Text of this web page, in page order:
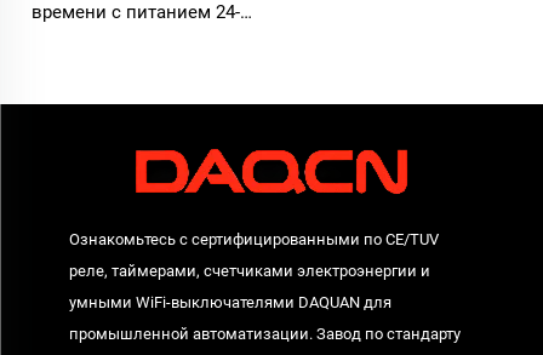
времени с питанием 24-
напряжениями
Ознакомьтесь с сертифицированными по CE/TUV
реле, таймерами, счетчиками электроэнергии и
умными WiFi-выключателями DAQUAN для
промышленной автоматизации. Завод по стандарту